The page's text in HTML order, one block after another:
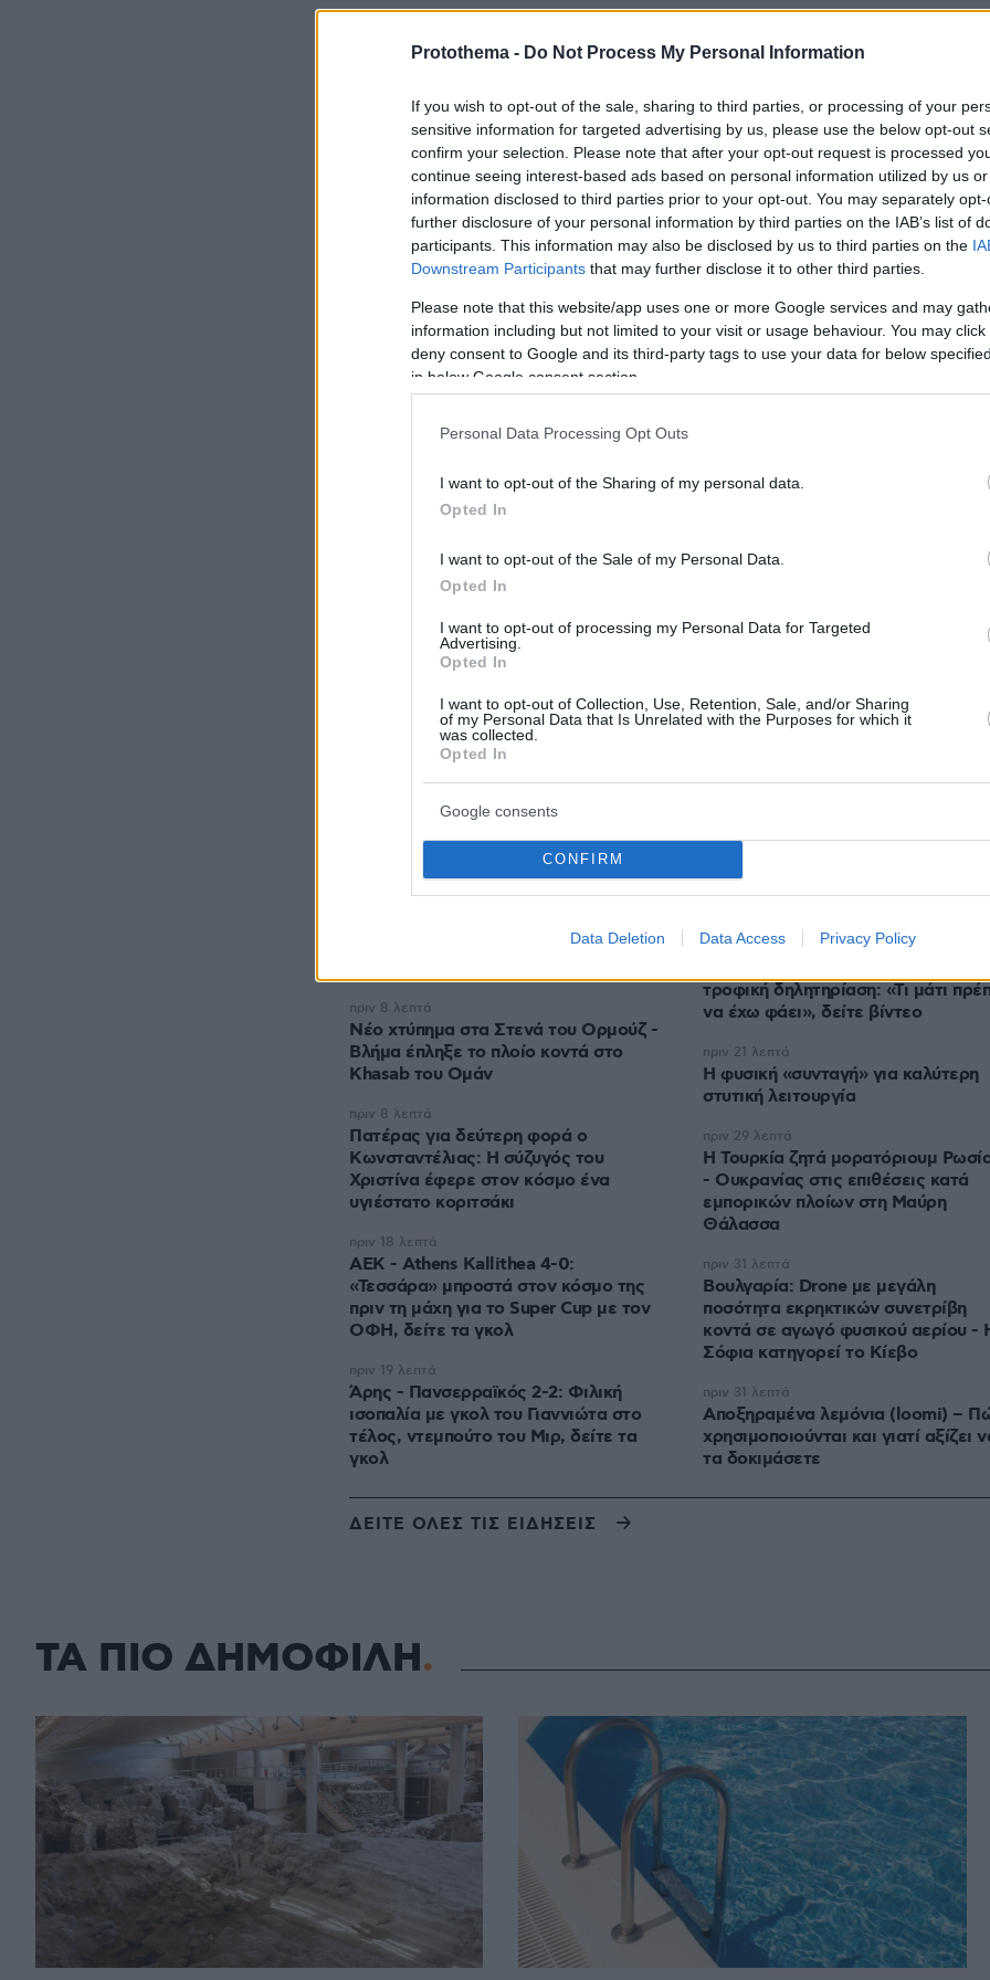
Protothema - Do Not Process My Personal Information
If you wish to opt-out of the sale, sharing to third parties, or processing of your
sensitive information for targeted advertising by us, please use the below opt-out
confirm your selection. Please note that after your opt-out request is processed
continue seeing interest-based ads based on personal information utilized by us
information disclosed to third parties prior to your opt-out. You may separately
further disclosure of your personal information by third parties on the IAB’s list of
participants. This information may also be disclosed by us to third parties on the
Downstream Participants that may further disclose it to other third parties.
Please note that this website/app uses one or more Google services and may
information including but not limited to your visit or usage behaviour. You may
deny consent to Google and its third-party tags to use your data for below
in below Google consent section.
Personal Data Processing Opt Outs
I want to opt-out of the Sharing of my personal data.
Opted In
I want to opt-out of the Sale of my Personal Data.
Opted In
I want to opt-out of processing my Personal Data for Targeted
Advertising.
Opted In
I want to opt-out of Collection, Use, Retention, Sale, and/or Sharing
of my Personal Data that Is Unrelated with the Purposes for which it
was collected.
Opted In
Google consents
CONFIRM
Data Deletion Data Access Privacy Policy
ΡΟΗ ΕΙΔΗΣΕΩΝ
Γλυκά της Τήνου που κρατούν
Νέο χτύπημα στα Στενά του Ορμούζ -
Βλήμα έπληξε το πλοίο κοντά στο
Khasab του Ομάν
πριν 8 λεπτά
Πατέρας για δεύτερη φορά ο
Κωνσταντέλιας: Η σύζυγός του
Χριστίνα έφερε στον κόσμο ένα
υγιέστατο κοριτσάκι
πριν 8 λεπτά
ΑΕΚ - Athens Kallithea 4-0:
«Τεσσάρα» μπροστά στον κόσμο της
πριν τη μάχη για το Super Cup με τον
ΟΦΗ, δείτε τα γκολ
πριν 18 λεπτά
Άρης - Πανσερραϊκός 2-2: Φιλική
ισοπαλία με γκολ του Γιαννιώτα στο
τέλος, ντεμπούτο του Μιρ, δείτε τα
γκολ
πριν 19 λεπτά
τροφική δηλητηρίαση: «Τι μάτι
να έχω φάει», δείτε βίντεο
πριν 20 λεπτά
Η φυσική «συνταγή» για καλύτερη
στυτική λειτουργία
πριν 21 λεπτά
Η Τουρκία ζητά μορατόριουμ
- Ουκρανίας στις επιθέσεις κατά
εμπορικών πλοίων στη Μαύρη
Θάλασσα
πριν 29 λεπτά
Βουλγαρία: Drone με μεγάλη
ποσότητα εκρηκτικών συνετρίβη
κοντά σε αγωγό φυσικού αερίου -
Σόφια κατηγορεί το Κίεβο
πριν 31 λεπτά
Αποξηραμένα λεμόνια (loomi) –
χρησιμοποιούνται και γιατί αξίζει
τα δοκιμάσετε
πριν 31 λεπτά
ΔΕΙΤΕ ΟΛΕΣ ΤΙΣ ΕΙΔΗΣΕΙΣ
ΤΑ ΠΙΟ ΔΗΜΟΦΙΛΗ